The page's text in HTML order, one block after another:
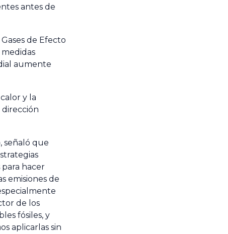
antes de
de Efecto
aumente
y la
señaló que
hacer
emisiones de
de los
fósiles, y
aplicarlas sin